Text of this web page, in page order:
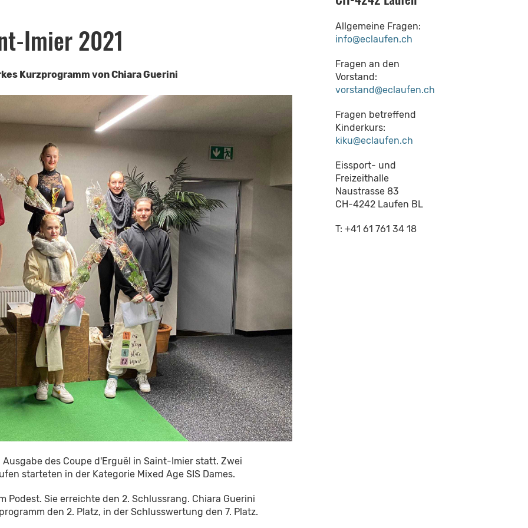
Imier 2021
Kurzprogramm von Chiara Guerini
des Coupe d'Erguël in Saint-Imier statt. Zwei
starteten in der Kategorie Mixed Age SIS Dames.
Podest. Sie erreichte den 2. Schlussrang. Chiara Guerini
den 2. Platz, in der Schlusswertung den 7. Platz.
Allgemeine Fragen:
info@eclaufen.ch
Fragen an den
Vorstand:
vorstand@eclaufen.ch
Fragen betreffend
Kinderkurs:
kiku@eclaufen.ch
Eissport- und
Freizeithalle
Naustrasse 83
CH-4242 Laufen BL
T: +41 61 761 34 18